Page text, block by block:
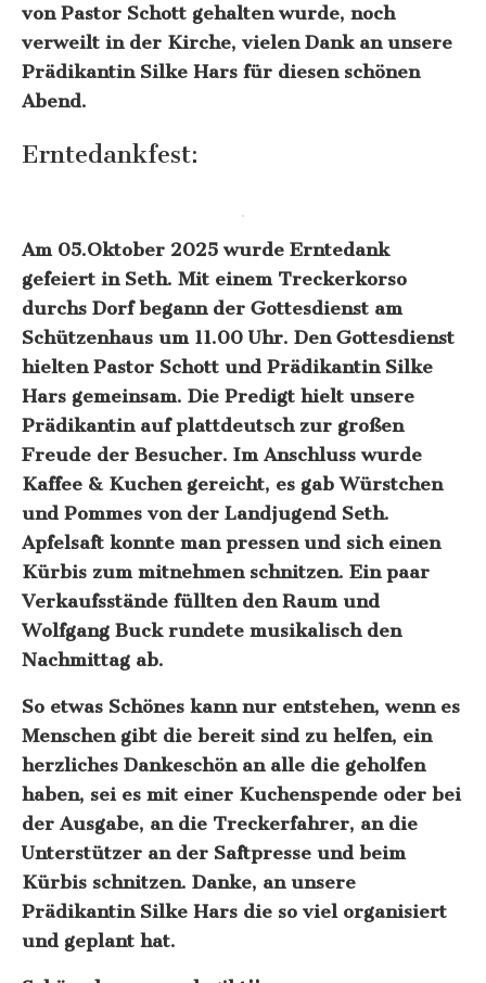
von Pastor Schott gehalten wurde, noch
verweilt in der Kirche, vielen Dank an unsere
Prädikantin Silke Hars für diesen schönen
Abend.
Erntedankfest:
Am 05.Oktober 2025 wurde Erntedank
gefeiert in Seth. Mit einem Treckerkorso
durchs Dorf begann der Gottesdienst am
Schützenhaus um 11.00 Uhr. Den Gottesdienst
hielten Pastor Schott und Prädikantin Silke
Hars gemeinsam. Die Predigt hielt unsere
Prädikantin auf plattdeutsch zur großen
Freude der Besucher. Im Anschluss wurde
Kaffee & Kuchen gereicht, es gab Würstchen
und Pommes von der Landjugend Seth.
Apfelsaft konnte man pressen und sich einen
Kürbis zum mitnehmen schnitzen. Ein paar
Verkaufsstände füllten den Raum und
Wolfgang Buck rundete musikalisch den
Nachmittag ab.
So etwas Schönes kann nur entstehen, wenn es
Menschen gibt die bereit sind zu helfen, ein
herzliches Dankeschön an alle die geholfen
haben, sei es mit einer Kuchenspende oder bei
der Ausgabe, an die Treckerfahrer, an die
Unterstützer an der Saftpresse und beim
Kürbis schnitzen. Danke, an unsere
Prädikantin Silke Hars die so viel organisiert
und geplant hat.